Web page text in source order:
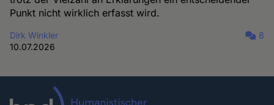
Punkt nicht wirklich erfasst wird.
Dirk Winkler
10.07.2026
8